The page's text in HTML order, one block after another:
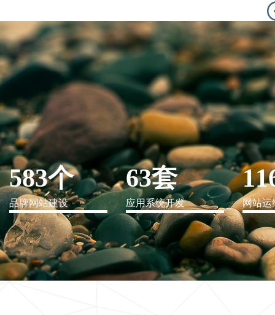
IT行业解决方案
信息爆炸时代，信息传递是否做到更新、更全、更
快
583个
品牌网站建设
63套
应用系统开发 网站运